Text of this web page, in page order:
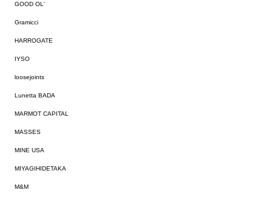
GOOD OL'
Gramicci
HARROGATE
IYSO
loosejoints
Lunetta BADA
MARMOT CAPITAL
MASSES
MINE USA
MIYAGIHIDETAKA
M&M